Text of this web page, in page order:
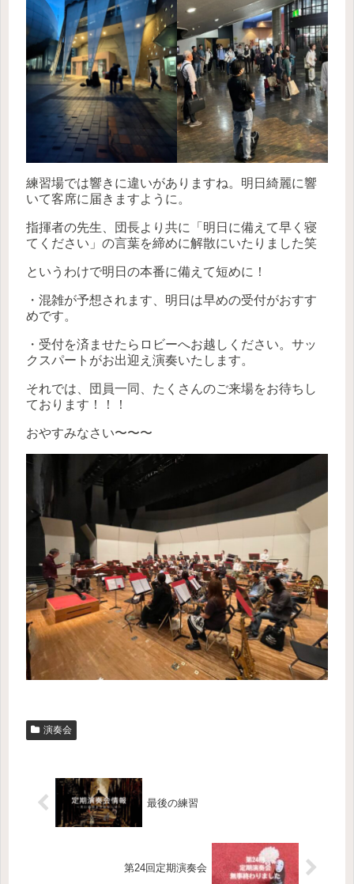
練習場では響きに違いがありますね。明日綺麗に響
いて客席に届きますように。
指揮者の先生、団長より共に「明日に備えて早く寝
てください」の言葉を締めに解散にいたりました笑
というわけで明日の本番に備えて短めに！
・混雑が予想されます、明日は早めの受付がおすす
めです。
・受付を済ませたらロビーへお越しください。サッ
クスパートがお出迎え演奏いたします。
それでは、団員一同、たくさんのご来場をお待ちし
ております！！！
おやすみなさい〜〜〜
演奏会
最後の練習
第24回定期演奏会